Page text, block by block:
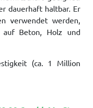
dauerhaft haltbar. Er
verwendet werden,
auf Beton, Holz und
(ca. 1 Million